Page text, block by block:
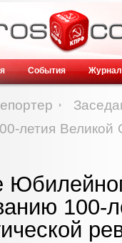
События Журнал
летия Великой
100-